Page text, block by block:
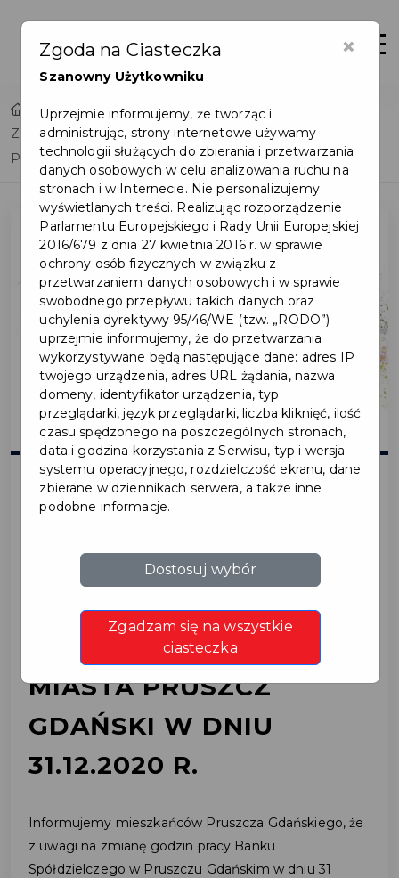
Home
Zmiana godzin otwarcia kasy w siedzibie Urzędu Miasta
Pruszcz Gdański w dniu 31.12.2020 r.
2020-12-30
ZMIANA GODZIN
OTWARCIA KASY W
SIEDZIBIE URZĘDU
MIASTA PRUSZCZ
GDAŃSKI W DNIU
31.12.2020 R.
Informujemy mieszkańców Pruszcza Gdańskiego, że
z uwagi na zmianę godzin pracy Banku
Spółdzielczego w Pruszczu Gdańskim w dniu 31
×
Zgoda na Ciasteczka
Szanowny Użytkowniku
Uprzejmie informujemy, że tworząc i
administrując, strony internetowe używamy
technologii służących do zbierania i przetwarzania
danych osobowych w celu analizowania ruchu na
stronach i w Internecie. Nie personalizujemy
wyświetlanych treści. Realizując rozporządzenie
Parlamentu Europejskiego i Rady Unii Europejskiej
2016/679 z dnia 27 kwietnia 2016 r. w sprawie
ochrony osób fizycznych w związku z
przetwarzaniem danych osobowych i w sprawie
swobodnego przepływu takich danych oraz
uchylenia dyrektywy 95/46/WE (tzw. „RODO”)
uprzejmie informujemy, że do przetwarzania
wykorzystywane będą następujące dane: adres IP
twojego urządzenia, adres URL żądania, nazwa
domeny, identyfikator urządzenia, typ
przeglądarki, język przeglądarki, liczba kliknięć, ilość
czasu spędzonego na poszczególnych stronach,
data i godzina korzystania z Serwisu, typ i wersja
systemu operacyjnego, rozdzielczość ekranu, dane
zbierane w dziennikach serwera, a także inne
podobne informacje.
Dostosuj wybór
Zgadzam się na wszystkie
ciasteczka